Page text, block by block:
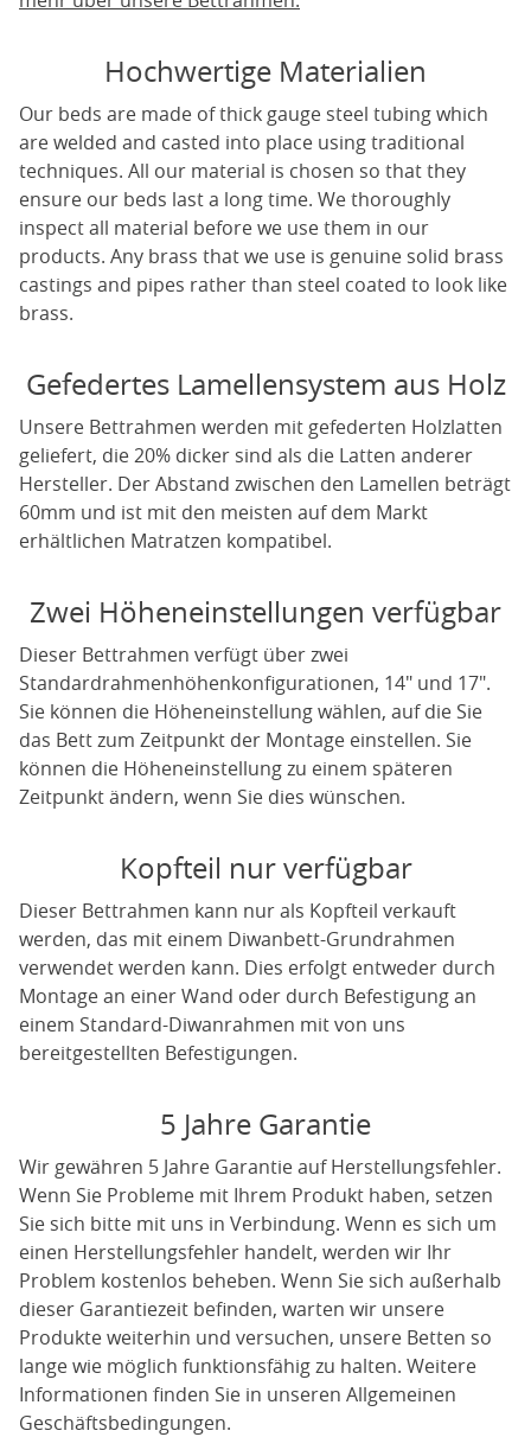
Hochwertige Materialien
Our beds are made of thick gauge steel tubing which
are welded and casted into place using traditional
techniques. All our material is chosen so that they
ensure our beds last a long time. We thoroughly
inspect all material before we use them in our
products. Any brass that we use is genuine solid brass
castings and pipes rather than steel coated to look like
brass.
Gefedertes Lamellensystem aus Holz
Unsere Bettrahmen werden mit gefederten Holzlatten
geliefert, die 20% dicker sind als die Latten anderer
Hersteller. Der Abstand zwischen den Lamellen beträgt
60mm und ist mit den meisten auf dem Markt
erhältlichen Matratzen kompatibel.
Zwei Höheneinstellungen verfügbar
Dieser Bettrahmen verfügt über zwei
Standardrahmenhöhenkonfigurationen, 14" und 17".
Sie können die Höheneinstellung wählen, auf die Sie
das Bett zum Zeitpunkt der Montage einstellen. Sie
können die Höheneinstellung zu einem späteren
Zeitpunkt ändern, wenn Sie dies wünschen.
Kopfteil nur verfügbar
Dieser Bettrahmen kann nur als Kopfteil verkauft
werden, das mit einem Diwanbett-Grundrahmen
verwendet werden kann. Dies erfolgt entweder durch
Montage an einer Wand oder durch Befestigung an
einem Standard-Diwanrahmen mit von uns
bereitgestellten Befestigungen.
5 Jahre Garantie
Wir gewähren 5 Jahre Garantie auf Herstellungsfehler.
Wenn Sie Probleme mit Ihrem Produkt haben, setzen
Sie sich bitte mit uns in Verbindung. Wenn es sich um
einen Herstellungsfehler handelt, werden wir Ihr
Problem kostenlos beheben. Wenn Sie sich außerhalb
dieser Garantiezeit befinden, warten wir unsere
Produkte weiterhin und versuchen, unsere Betten so
lange wie möglich funktionsfähig zu halten. Weitere
Informationen finden Sie in unseren Allgemeinen
Geschäftsbedingungen.